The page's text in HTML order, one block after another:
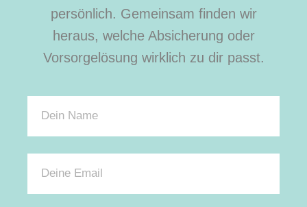
persönlich. Gemeinsam finden wir
heraus, welche Absicherung oder
Vorsorgelösung wirklich zu dir passt.